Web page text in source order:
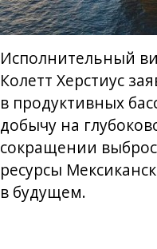
Исполнительный
Колетт Херстиус
в продуктивных
добычу на
сокращении
ресурсы
в будущем.